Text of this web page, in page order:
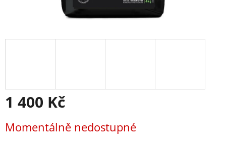
1 400 Kč
cena:
Momentálně nedostupné